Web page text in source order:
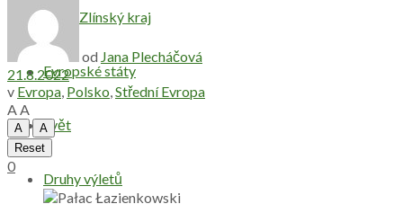
Zlínský kraj
Evropské státy
Svět
Druhy výletů
od Jana Plecháčová
21.8.2022
v Evropa, Polsko,Střední Evropa
AA
A
A
Reset
0